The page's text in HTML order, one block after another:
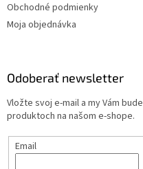
Obchodné podmienky
Moja objednávka
Odoberať newsletter
Vložte svoj e-mail a my Vám
produktoch na našom e-shope.
Email